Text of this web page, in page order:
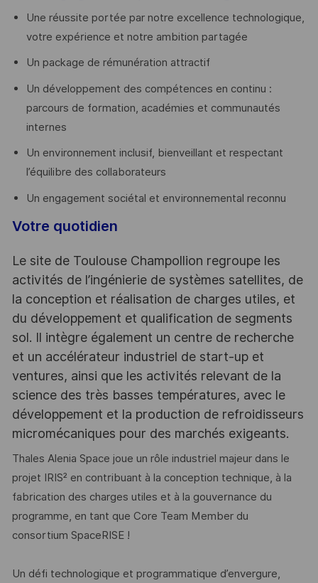
Une réussite portée par notre excellence technologique,
votre expérience et notre ambition partagée
Un package de rémunération attractif
Un développement des compétences en continu :
parcours de formation, académies et communautés
internes
Un environnement inclusif, bienveillant et respectant
l’équilibre des collaborateurs
Un engagement sociétal et environnemental reconnu
Votre quotidien
Le site de Toulouse Champollion regroupe les
activités de l’ingénierie de systèmes satellites, de
la conception et réalisation de charges utiles, et
du développement et qualification de segments
sol. Il intègre également un centre de recherche
et un accélérateur industriel de start-up et
ventures, ainsi que les activités relevant de la
science des très basses températures, avec le
développement et la production de refroidisseurs
micromécaniques pour des marchés exigeants.
Thales Alenia Space joue un rôle industriel majeur dans le
projet IRIS² en contribuant à la conception technique, à la
fabrication des charges utiles et à la gouvernance du
programme, en tant que Core Team Member du
consortium SpaceRISE !
Un défi technologique et programmatique d’envergure,